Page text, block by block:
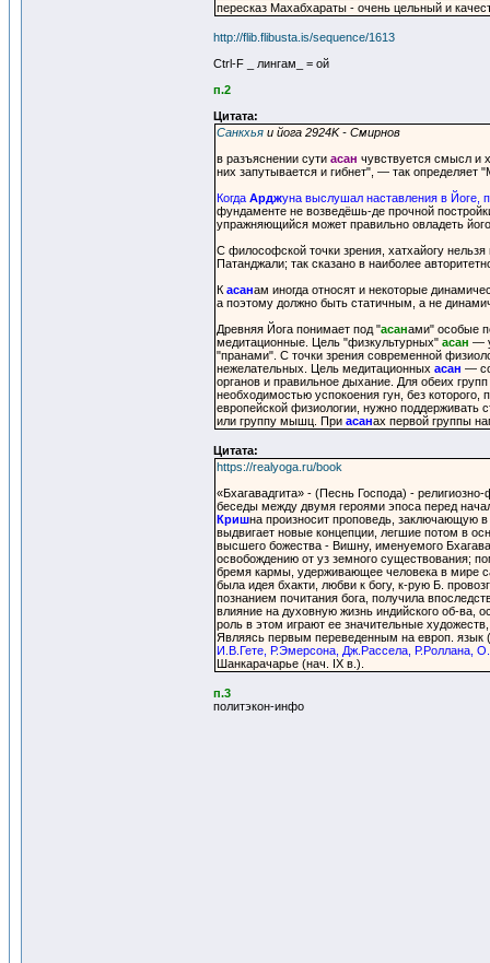
пересказ Махабхараты - очень цельный и
http://flib.flibusta.is/sequence/1613
Ctrl-F _ лингам_ = ой
п.2
Цитата:
Санкхья и йога 2924K - Смирнов
в разъяснении сути асан чувствуется смысл и
них запутывается и гибнет", ― так
Когда Арджуна выслушал наставления в Йоге,
фундаменте не возведёшь-де прочной
упражняющийся может правильно овладеть
С философской точки зрения, хатхайогу
Патанджали; так сказано в наиболее
К асанам иногда относят и некоторые
а поэтому должно быть статичным, а не
Древняя Йога понимает под "асанами" особые
медитационные. Цель "физкультурных" асан ―
"пранами". С точки зрения современной
нежелательных. Цель медитационных асан ―
органов и правильное дыхание. Для обеих
необходимостью успокоения гун, без
европейской физиологии, нужно
или группу мышц. При асанах первой группы
Цитата:
https://realyoga.ru/book
«Бхагавадгита» - (Песнь Господа) -
беседы между двумя героями эпоса перед
Кришна произносит проповедь, заключающую
выдвигает новые концепции, легшие потом в
высшего божества - Вишну, именуемого
освобождению от уз земного существования;
бремя кармы, удерживающее человека в мире
была идея бхакти, любви к богу, к-рую Б.
познанием почитания бога, получила
влияние на духовную жизнь индийского об-ва,
роль в этом играют ее значительные
Являясь первым переведенным на европ. язык
И.В.Гете, Р.Эмерсона, Дж.Рассела, Р.Роллана,
Шанкарачарье (нач. IX в.).
п.3
политэкон-инфо